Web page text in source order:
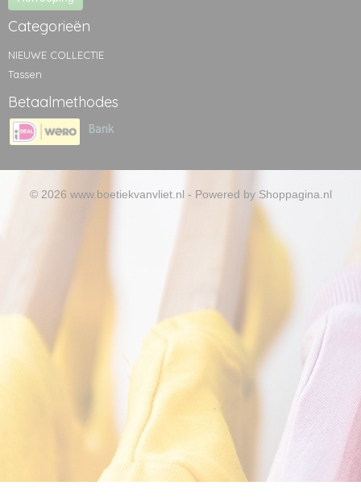
Categorieën
NIEUWE COLLECTIE
Tassen
Betaalmethodes
© 2026 www.boetiekvanvliet.nl - Powered by Shoppagina.nl